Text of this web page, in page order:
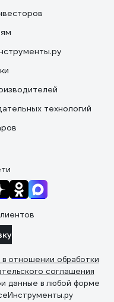
технологий
в отношении обработки
соглашения
данные в любой форме